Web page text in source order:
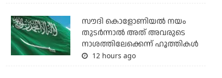
സൗദി കൊളോണിയല്‍ നയം
തുടര്‍ന്നാല്‍ അത് അവരുടെ
നാശത്തിലേക്കെന്ന് ഹൂത്തികള്‍
12 hours ago